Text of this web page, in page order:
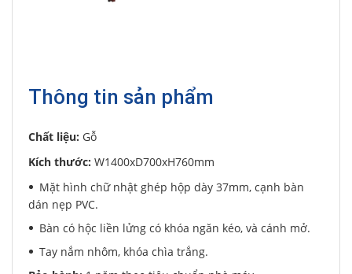
Thông tin sản phẩm
Chất liệu: Gỗ
Kích thước: W1400xD700xH760mm
Mặt hình chữ nhật ghép hộp dày 37mm, cạnh bàn
dán nẹp PVC.
Bàn có hộc liền lửng có khóa ngăn kéo, và cánh mở.
Tay nắm nhôm, khóa chìa trắng.